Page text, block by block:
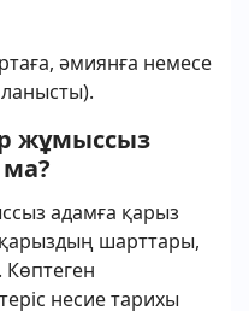
әмиянға немесе
жұмыссыз
адамға қарыз
шарттары,
несие тарихы